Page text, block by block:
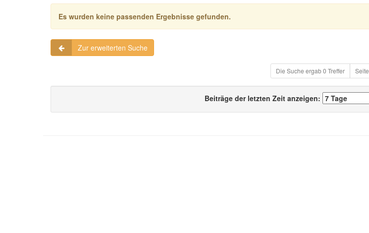
Es wurden keine passenden Ergebnisse gefunden.
Zur erweiterten Suche
Die Suche ergab 0 Treffer Seite
Beiträge der letzten Zeit anzeigen: